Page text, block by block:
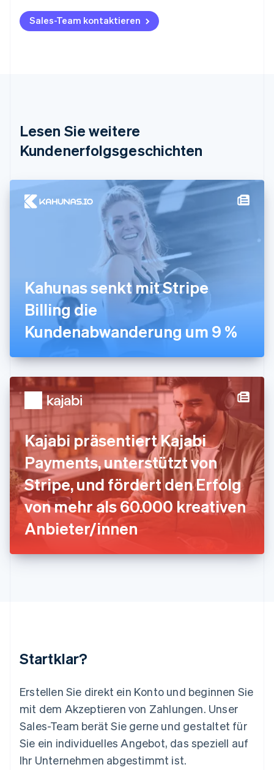
Sales-Team kontaktieren
Lesen Sie weitere
Kundenerfolgsgeschichten
Kahunas senkt mit Stripe
Billing die
Kundenabwanderung um 9 %
Kajabi präsentiert Kajabi
Payments, unterstützt von
Stripe, und fördert den Erfolg
von mehr als 60.000 kreativen
Anbieter/innen
Startklar?
Erstellen Sie direkt ein Konto und beginnen Sie
mit dem Akzeptieren von Zahlungen. Unser
Sales-Team berät Sie gerne und gestaltet für
Sie ein individuelles Angebot, das speziell auf
Ihr Unternehmen abgestimmt ist.
Belgien
NederlandsFrançaisDeutschEnglish
DeutschEnglish
English
简体中文English
EnglishSvenska
Indien
English
Irland
English
Japan
日本語English
Kanada
EnglishFrançais
Lettland
English
Liechtenstein
DeutschEnglish
Litauen
English
Luxemburg
FrançaisDeutschEnglish
Malaysia
Malta
Nederlands English
Norwegen
Österreich
Polen
English
Portugal
Português English
Rumänien